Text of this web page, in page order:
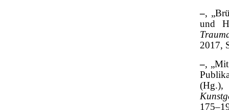
–,
und
2017,
–,